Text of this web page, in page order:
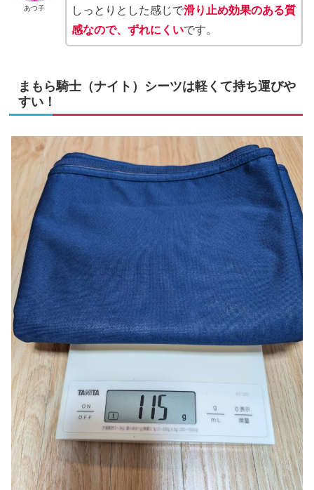
あつ子
しっとりとした感じで滑り止め効果のある質
感なので、ずれにくいです。
まもら騎士（ナイト）シーツは軽くて持ち運びや
すい！